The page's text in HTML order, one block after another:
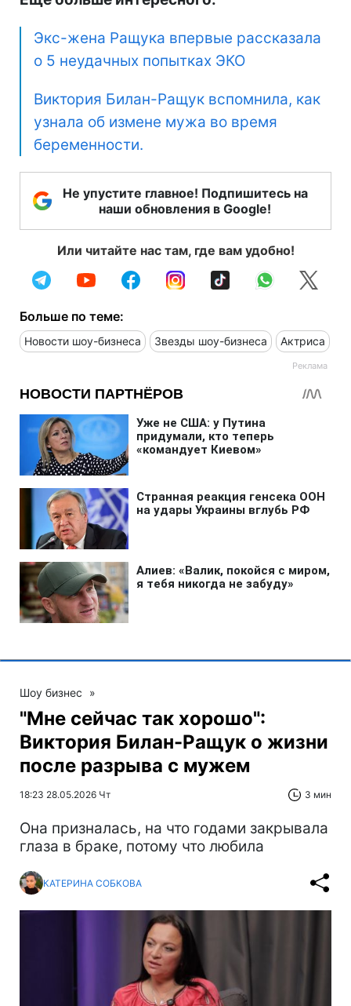
Экс-жена Ращука впервые рассказала
о 5 неудачных попытках ЭКО
Виктория Билан-Ращук вспомнила, как
узнала об измене мужа во время
беременности.
Не упустите главное! Подпишитесь на
наши обновления в Google!
Или читайте нас там, где вам удобно!
Больше по теме:
Новости шоу-бизнеса Звезды шоу-бизнеса Актриса
Шоу бизнес »
"Мне сейчас так хорошо":
Виктория Билан-Ращук о жизни
после разрыва с мужем
18:23 28.05.2026 Чт 3 мин
Она призналась, на что годами закрывала
глаза в браке, потому что любила
КАТЕРИНА СОБКОВА